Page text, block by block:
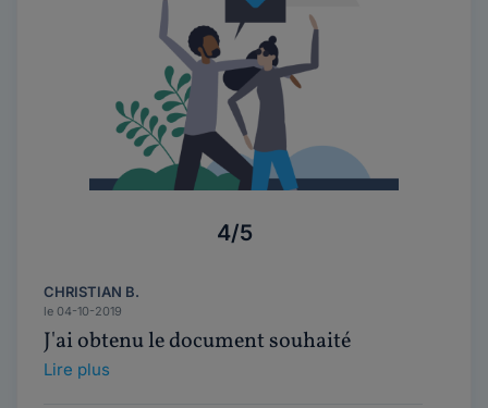
4/5
CHRISTIAN B.
le 04-10-2019
J'ai obtenu le document souhaité
Lire plus